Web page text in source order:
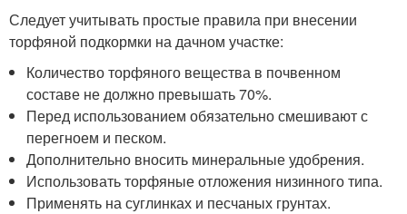
Следует учитывать простые правила при внесении
торфяной подкормки на дачном участке:
Количество торфяного вещества в почвенном
составе не должно превышать 70%.
Перед использованием обязательно смешивают с
перегноем и песком.
Дополнительно вносить минеральные удобрения.
Использовать торфяные отложения низинного типа.
Применять на суглинках и песчаных грунтах.